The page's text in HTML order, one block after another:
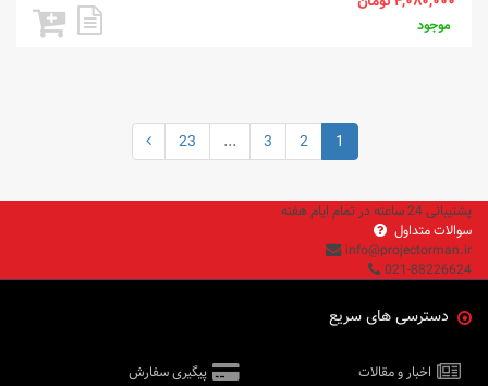
موجود
1
2
3
...
23
پشتیبانی 24 ساعته در تمام ایام هفته
سوالات متداول
info@projectorman.ir
021-88226624
دسترسی های سریع
اخبار و مقالات
پیگیری سفارش